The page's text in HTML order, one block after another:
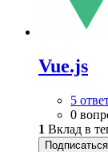
Vue.js
5
0
1 Вклад в
Подписаться